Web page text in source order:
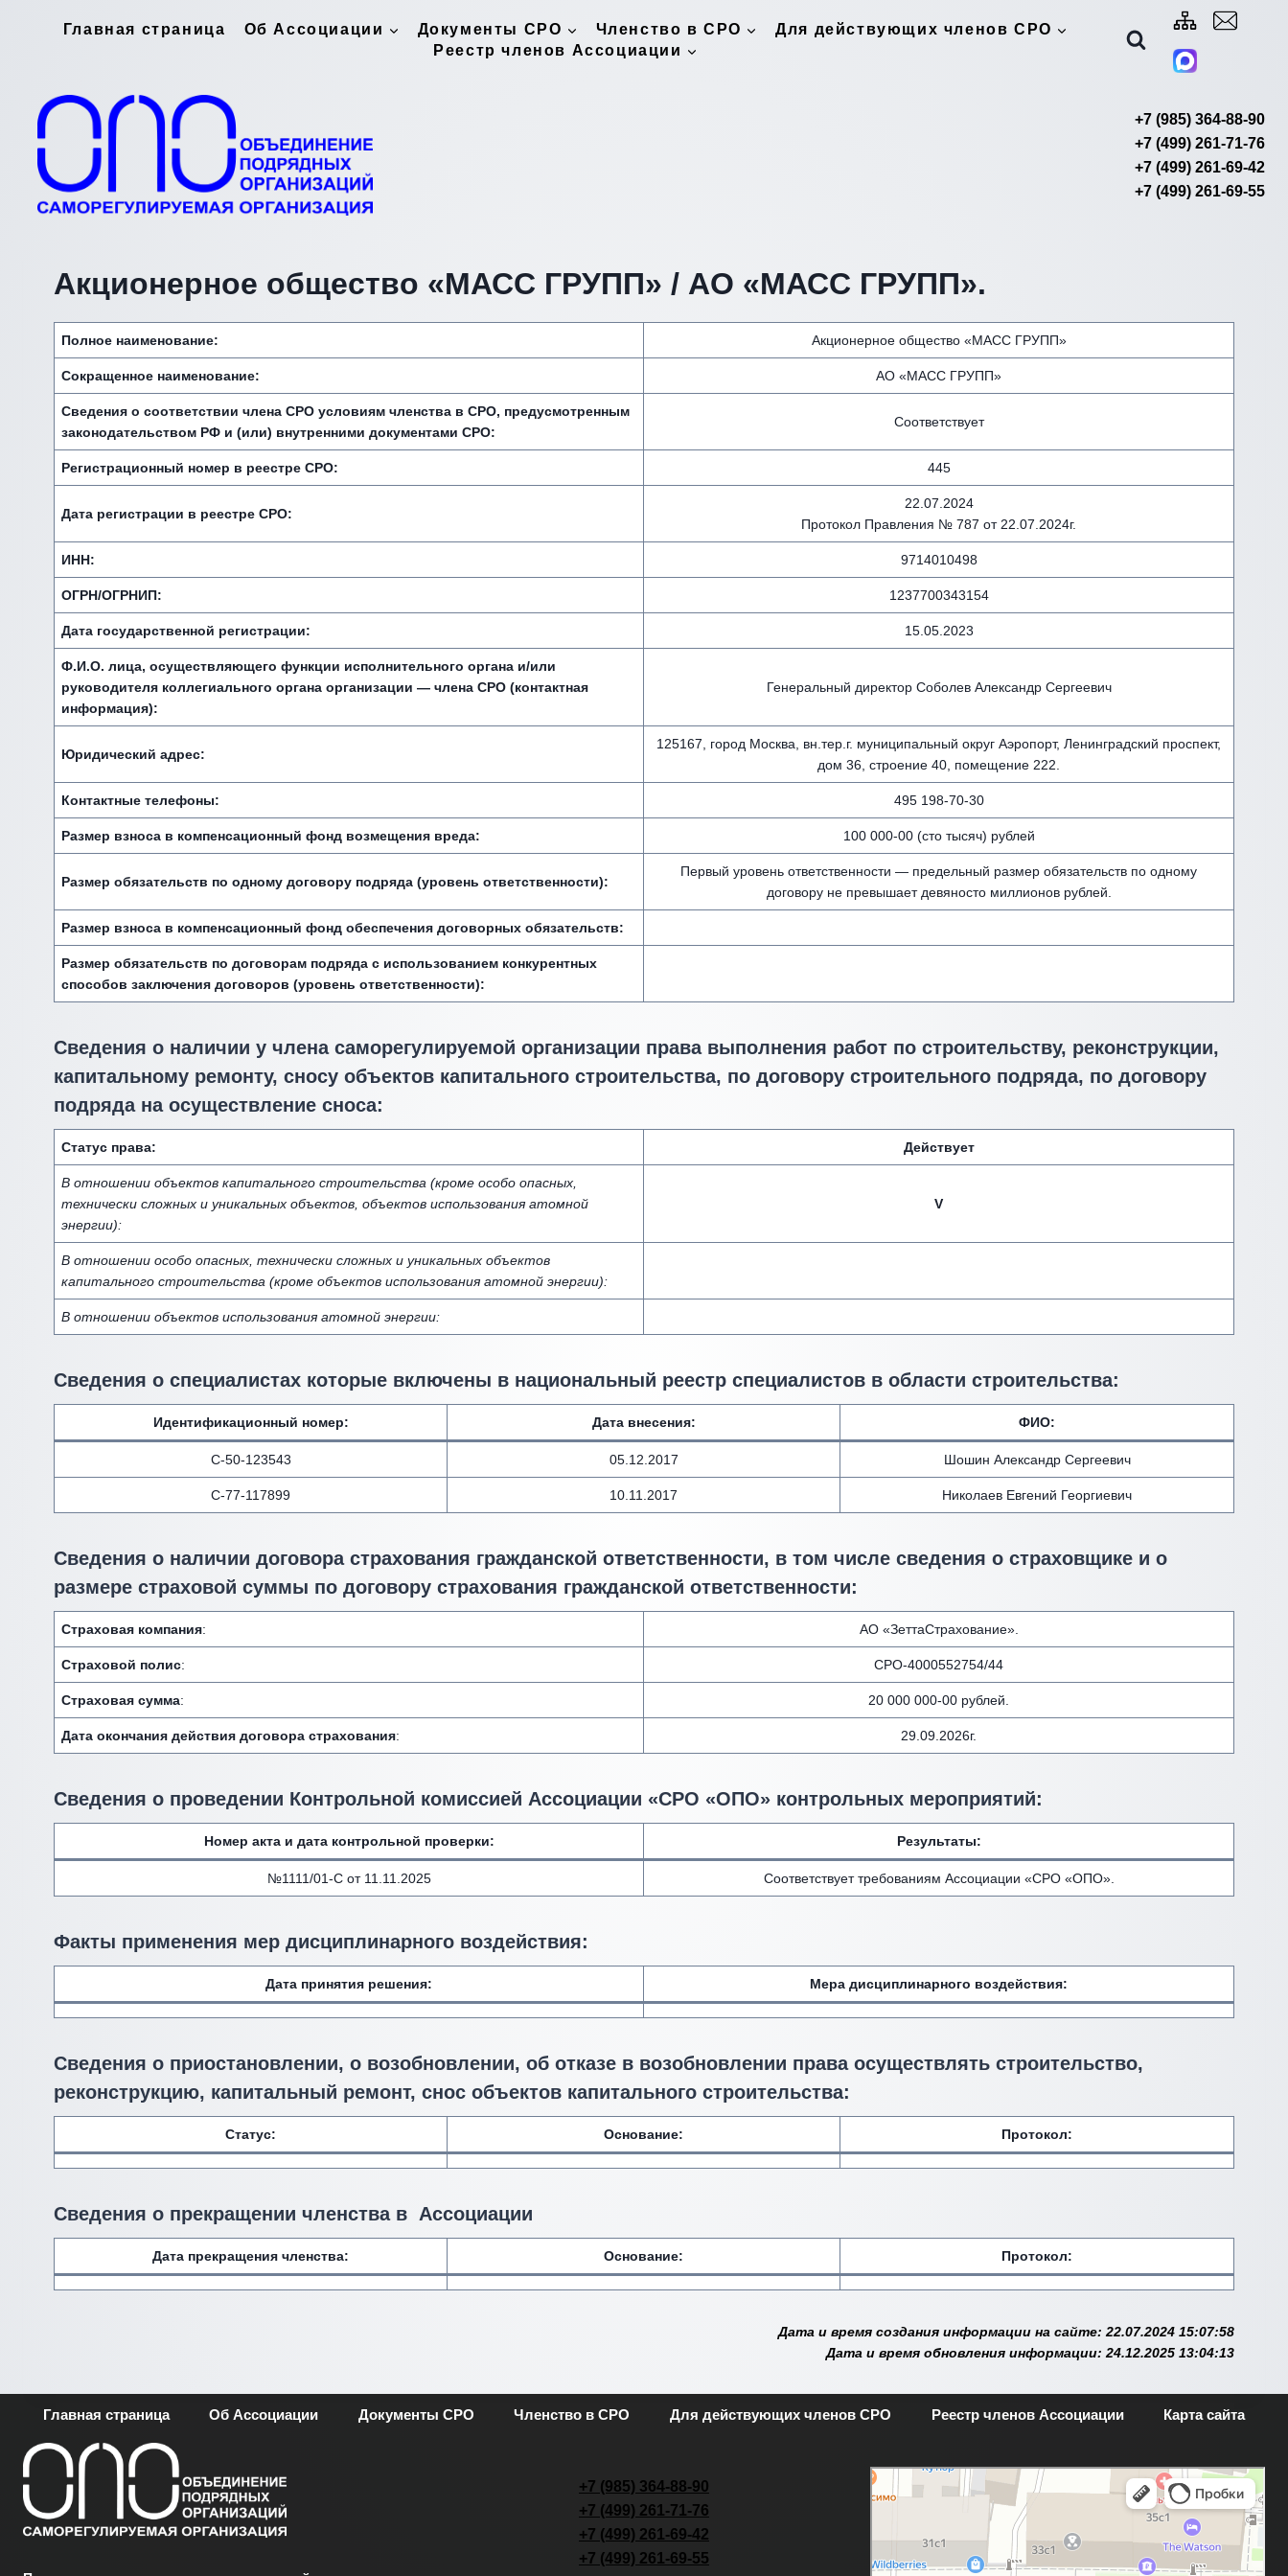
Главная страница Об Ассоциации Документы СРО Членство в СРО
Для действующих членов СРО
Реестр членов Ассоциации
+7 (985) 364-88-90
+7 (499) 261-71-76
+7 (499) 261-69-42
+7 (499) 261-69-55
Акционерное общество «МАСС ГРУПП» / АО «МАСС ГРУПП».
Полное наименование: Акционерное общество «МАСС ГРУПП»
Сокращенное наименование: АО «МАСС ГРУПП»
Сведения о соответствии члена СРО условиям членства в СРО, предусмотренным
законодательством РФ и (или) внутренними документами СРО:
Соответствует
Регистрационный номер в реестре СРО: 445
Дата регистрации в реестре СРО:
22.07.2024
Протокол Правления № 787 от 22.07.2024г.
ИНН: 9714010498
ОГРН/ОГРНИП: 1237700343154
Дата государственной регистрации: 15.05.2023
Ф.И.О. лица, осуществляющего функции исполнительного органа и/или
руководителя коллегиального органа организации — члена СРО (контактная
информация):
Генеральный директор Соболев Александр Сергеевич
Юридический адрес:
125167, город Москва, вн.тер.г. муниципальный округ Аэропорт, Ленинградский проспект,
дом 36, строение 40, помещение 222.
Контактные телефоны: 495 198-70-30
Размер взноса в компенсационный фонд возмещения вреда: 100 000-00 (сто тысяч) рублей
Размер обязательств по одному договору подряда (уровень ответственности):
Первый уровень ответственности — предельный размер обязательств по одному
договору не превышает девяносто миллионов рублей.
Размер взноса в компенсационный фонд обеспечения договорных обязательств:
Размер обязательств по договорам подряда с использованием конкурентных
способов заключения договоров (уровень ответственности):
Сведения о наличии у члена саморегулируемой организации права выполнения работ по строительству, реконструкции,
капитальному ремонту, сносу объектов капитального строительства, по договору строительного подряда, по договору
подряда на осуществление сноса:
Статус права: Действует
В отношении объектов капитального строительства (кроме особо опасных,
технически сложных и уникальных объектов, объектов использования атомной
энергии):
V
В отношении особо опасных, технически сложных и уникальных объектов
капитального строительства (кроме объектов использования атомной энергии):
В отношении объектов использования атомной энергии:
Сведения о специалистах которые включены в национальный реестр специалистов в области строительства:
Идентификационный номер: Дата внесения: ФИО:
С-50-123543 05.12.2017 Шошин Александр Сергеевич
С-77-117899 10.11.2017 Николаев Евгений Георгиевич
Сведения о наличии договора страхования гражданской ответственности, в том числе сведения о страховщике и о
размере страховой суммы по договору страхования гражданской ответственности:
Страховая компания: АО «ЗеттаСтрахование».
Страховой полис: СРО-4000552754/44
Страховая сумма: 20 000 000-00 рублей.
Дата окончания действия договора страхования: 29.09.2026г.
Сведения о проведении Контрольной комиссией Ассоциации «СРО «ОПО» контрольных мероприятий:
Номер акта и дата контрольной проверки: Результаты:
№1111/01-С от 11.11.2025 Соответствует требованиям Ассоциации «СРО «ОПО».
Факты применения мер дисциплинарного воздействия:
Дата принятия решения: Мера дисциплинарного воздействия:
Сведения о приостановлении, о возобновлении, об отказе в возобновлении права осуществлять строительство,
реконструкцию, капитальный ремонт, снос объектов капитального строительства:
Статус: Основание: Протокол:
Сведения о прекращении членства в Ассоциации
Дата прекращения членства: Основание: Протокол:
Дата и время создания информации на сайте: 22.07.2024 15:07:58
Дата и время обновления информации: 24.12.2025 13:04:13
Главная страница Об Ассоциации Документы СРО Членство в СРО Для действующих членов СРО Реестр членов Ассоциации Карта сайта
+7 (985) 364-88-90
+7 (499) 261-71-76
+7 (499) 261-69-42
+7 (499) 261-69-55
Москва
Новая Басманная улица, 28с1 — Яндекс.Карты